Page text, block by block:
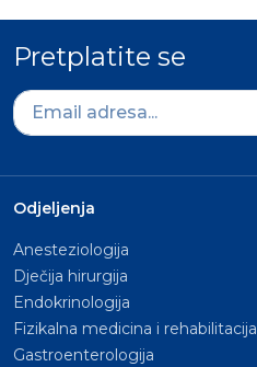
Pretplatite se
Odjeljenja
Anesteziologija
Dječija hirurgija
Endokrinologija
Fizikalna medicina i rehabilitacija
Gastroenterologija